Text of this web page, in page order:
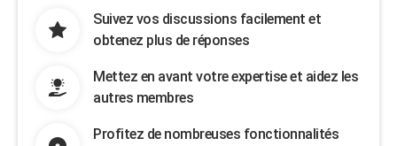
Suivez vos discussions facilement et
obtenez plus de réponses
Mettez en avant votre expertise et aidez les
autres membres
Profitez de nombreuses fonctionnalités